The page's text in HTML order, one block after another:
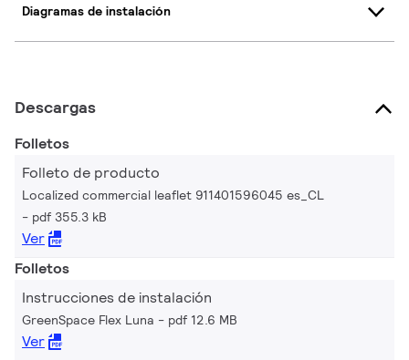
Diagramas de instalación
Descargas
Folletos
Folleto de producto
Localized commercial leaflet 911401596045 es_CL
pdf 355.3 kB
Ver
Folletos
Instrucciones de instalación
GreenSpace Flex Luna pdf 12.6 MB
Ver